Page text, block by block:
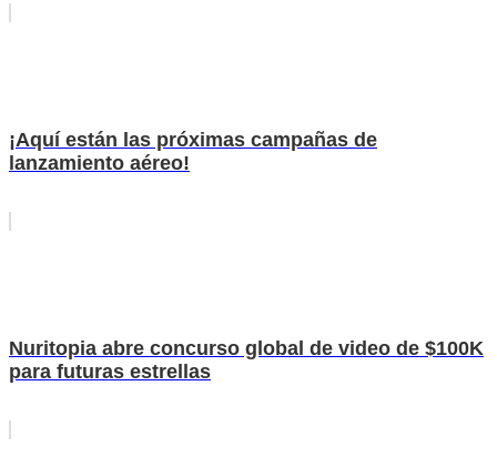
¡Aquí están las próximas campañas de
lanzamiento aéreo!
Nuritopia abre concurso global de video de $100K
para futuras estrellas